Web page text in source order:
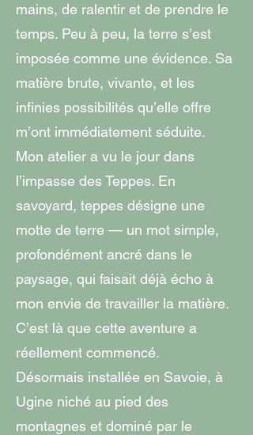
mains, de ralentir et de prendre le
temps. Peu à peu, la terre s’est
imposée comme une évidence. Sa
matière brute, vivante, et les
infinies possibilités qu’elle offre
m’ont immédiatement séduite.
Mon atelier a vu le jour dans
l’impasse des Teppes. En
savoyard, teppes désigne une
motte de terre — un mot simple,
profondément ancré dans le
paysage, qui faisait déjà écho à
mon envie de travailler la matière.
C’est là que cette aventure a
réellement commencé.
Désormais installée en Savoie, à
Ugine niché au pied des
montagnes et dominé par le